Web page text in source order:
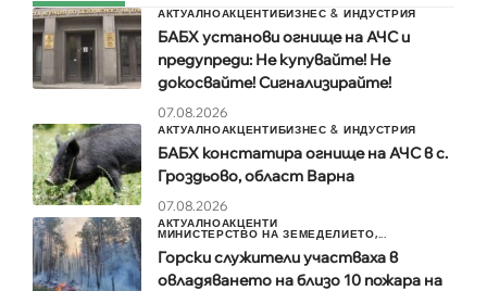
АКТУАЛНОАКЦЕНТИБИЗНЕС & ИНДУСТРИЯ
БАБХ установи огнище на АЧС и
предупреди: Не купувайте! Не
докосвайте! Сигнализирайте!
07.08.2026
АКТУАЛНОАКЦЕНТИБИЗНЕС & ИНДУСТРИЯ
БАБХ констатира огнище на АЧС в с.
Гроздьово, област Варна
07.08.2026
АКТУАЛНОАКЦЕНТИ
МИНИСТЕРСТВО НА ЗЕМЕДЕЛИЕТО,...
Горски служители участваха в
овладяването на близо 10 пожара на